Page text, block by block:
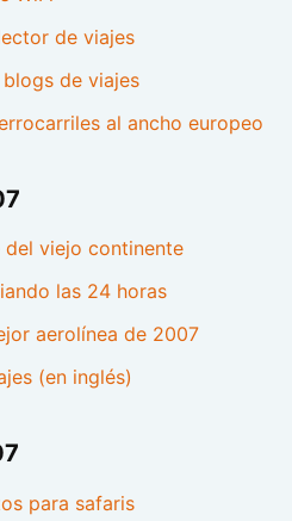
de viajes
de viajes
al ancho europeo
viejo continente
las 24 horas
aerolínea de 2007
(en inglés)
para safaris